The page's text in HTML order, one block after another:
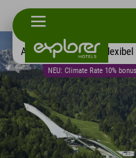
NEU: Climate Rate 10%
Alle Hotels Flexibel